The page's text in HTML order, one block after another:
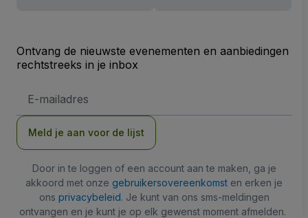
Ontvang de nieuwste evenementen en aanbiedingen
rechtstreeks in je inbox
mailadres
Meld je aan voor de lijst
Door in te loggen of een account aan te maken, ga je
akkoord met onze gebruikersovereenkomst en erken je
ons privacybeleid. Je kunt van ons sms-meldingen
ontvangen en je kunt je op elk gewenst moment afmelden.